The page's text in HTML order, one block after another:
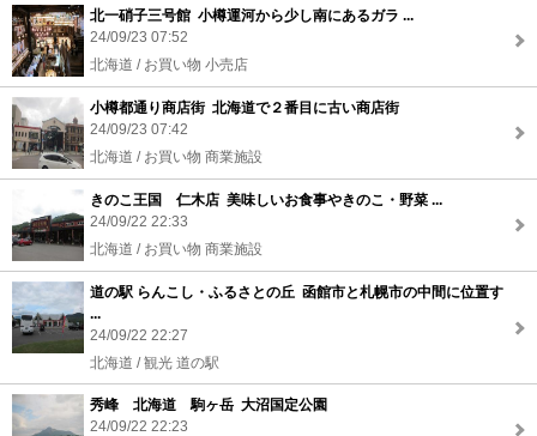
北一硝子三号館 小樽運河から少し南にあるガラ ...
24/09/23 07:52
北海道 / お買い物 小売店
小樽都通り商店街 北海道で２番目に古い商店街
24/09/23 07:42
北海道 / お買い物 商業施設
きのこ王国 仁木店 美味しいお食事やきのこ・野菜 ...
24/09/22 22:33
北海道 / お買い物 商業施設
道の駅 らんこし・ふるさとの丘 函館市と札幌市の中間に位置す
...
24/09/22 22:27
北海道 / 観光 道の駅
秀峰 北海道 駒ヶ岳 大沼国定公園
24/09/22 22:23